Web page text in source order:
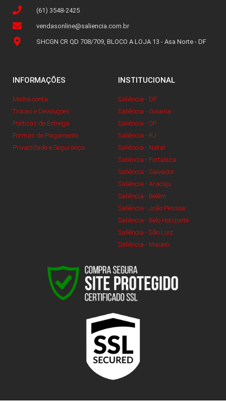
(61) 3548-2425
vendasonline@saliencia.com.br
SHCGN CR QD 708/709, BLOCO A LOJA 13 - Asa Norte - DF
INFORMAÇÕES
Minha conta
Trocas e Devoluçoes
Politicas de Entrega
Formas de Pagamento
Privacidade e Segurança
INSTITUCIONAL
Saliência - DF
Saliência - Goiania
Saliência - SP
Saliência - RJ
Saliência - Natal
Saliência - Fortaleza
Saliência - Salvador
Saliência - Aracaju
Saliência - Belém
Saliência - João Pessoa
Saliência - Belo Horizonte
Saliência - São Luiz
Saliência - Maceió